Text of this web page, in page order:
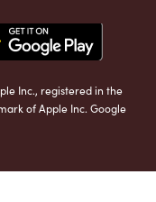
Inc., registered in the
of Apple Inc. Google